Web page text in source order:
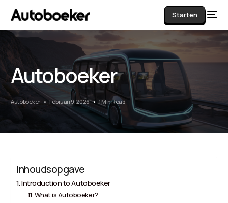
Starten
Autoboeker
Autoboeker Februari 9, 2026 1 Min Read
Inhoudsopgave
Introduction to Autoboeker
What is Autoboeker?
AI